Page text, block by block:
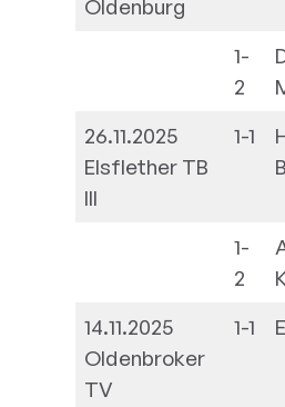
Oldenburg
1-
2
26.11.2025
Elsflether TB
III
1-1
1-
2
14.11.2025
Oldenbroker
TV
1-1